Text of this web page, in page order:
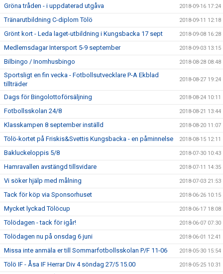
Gröna tråden - i uppdaterad utgåva 2018-09-16 17:24
Tränarutbildning C-diplom Tölö 2018-09-11 12:18
Grönt kort - Leda laget-utbildning i Kungsbacka 17 sept 2018-09-08 16:28
Medlemsdagar Intersport 5-9 september 2018-09-03 13:15
Bilbingo / Inomhusbingo 2018-08-28 08:48
Sportsligt en fin vecka - Fotbollsutvecklare P-A Ekblad
tillträder
2018-08-27 19:24
Dags för Bingolottoförsäljning 2018-08-24 10:11
Fotbollsskolan 24/8 2018-08-21 13:44
Klasskampen 8 september inställd 2018-08-20 11:07
Tölö-kortet på Friskis&Svettis Kungsbacka - en påminnelse 2018-08-15 12:11
Bakluckeloppis 5/8 2018-07-30 10:43
Hamravallen avstängd tillsvidare 2018-07-11 14:35
Vi söker hjälp med målning 2018-07-03 21:53
Tack för köp via Sponsorhuset 2018-06-26 10:15
Mycket lyckad Tölöcup 2018-06-17 18:08
Tölödagen - tack för igår! 2018-06-07 07:30
Tölödagen nu på onsdag 6 juni 2018-06-01 12:41
Missa inte anmäla er till Sommarfotbollsskolan P/F 11-06 2018-05-30 15:54
Tölö IF - Åsa IF Herrar Div 4 söndag 27/5 15.00 2018-05-25 10:31